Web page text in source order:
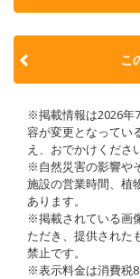
こ
※掲載情報は2026年
容が変更となってい
え、おでかけください
※自然災害の影響や
施設の営業時間、植
あります。
※掲載されている画
ただき、提供された
禁止です。
※表示料金は消費税8